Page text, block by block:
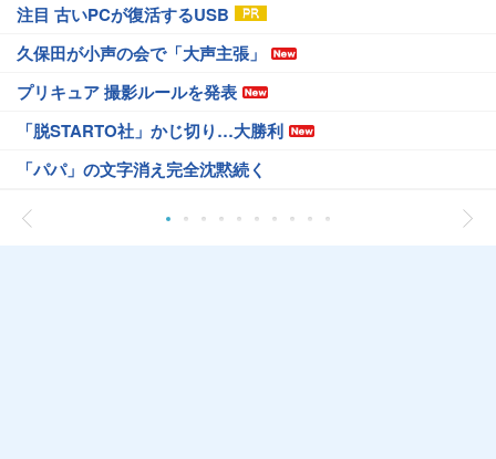
注目 古いPCが復活するUSB
久保田が小声の会で「大声主張」
プリキュア 撮影ルールを発表
「脱STARTO社」かじ切り…大勝利
「パパ」の文字消え完全沈黙続く